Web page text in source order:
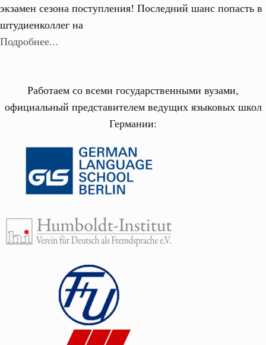
экзамен сезона поступления! Последний шанс попасть в
штудиенколлег на
Подробнее...
Работаем со всеми государственными вузами,
официальный представителем ведущих языковых школ
Германии: